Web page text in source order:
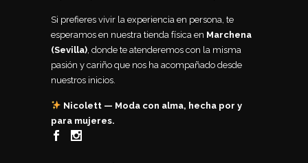
Si prefieres vivir la experiencia en persona, te
esperamos en nuestra tienda física en Marchena
(Sevilla) , donde te atenderemos con la misma
pasión y cariño que nos ha acompañado desde
nuestros inicios.
Nicolett — Moda con alma, hecha por y
para mujeres.